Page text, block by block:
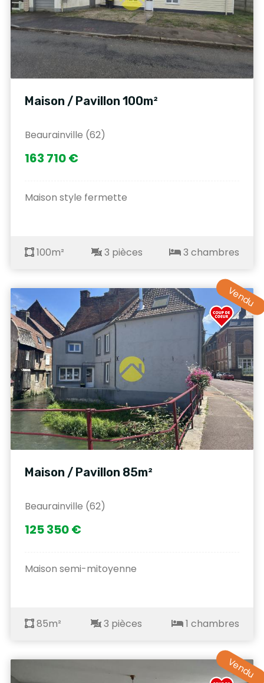
Maison / Pavillon 100m²
Beaurainville (62)
163 710 €
Maison style fermette
100m² 3 pièces 3 chambres
Vendu
Maison / Pavillon 85m²
Beaurainville (62)
125 350 €
Maison semi-mitoyenne
85m² 3 pièces 1 chambres
Vendu